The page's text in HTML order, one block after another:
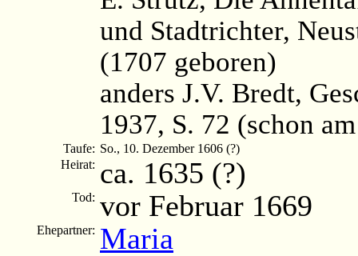
und Stadtrichter,
(1707 geboren)
anders J.V. Bredt,
1937, S. 72 (schon
Taufe: So., 10. Dezember 1606 (?)
Heirat: ca. 1635 (?)
Tod: vor Februar 1669
Ehepartner: Maria